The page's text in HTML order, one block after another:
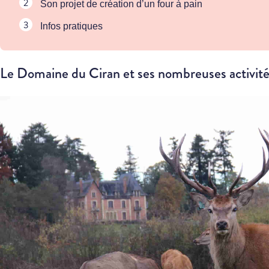
Son projet de création d’un four à pain
Infos pratiques
Le Domaine du Ciran et ses nombreuses